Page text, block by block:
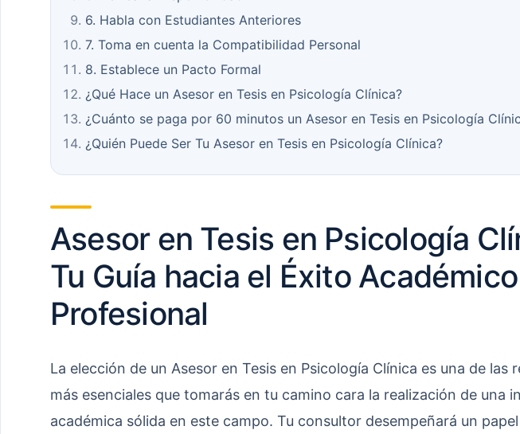
6. Habla con Estudiantes Anteriores
7. Toma en cuenta la Compatibilidad Personal
8. Establece un Pacto Formal
¿Qué Hace un Asesor en Tesis en Psicología Clínica?
¿Cuánto se paga por 60 minutos un Asesor en Tesis en Psicología
¿Quién Puede Ser Tu Asesor en Tesis en Psicología Clínica?
Asesor en Tesis en Psicología
Tu Guía hacia el Éxito
Profesional
La elección de un Asesor en Tesis en Psicología Clínica es una de las
más esenciales que tomarás en tu camino cara la realización de una
académica sólida en este campo. Tu consultor desempeñará un